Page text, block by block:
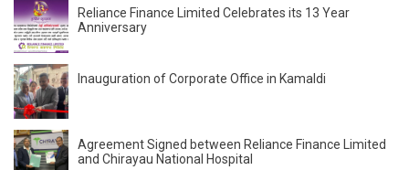
Reliance Finance Limited Celebrates its 13 Year
Anniversary
Inauguration of Corporate Office in Kamaldi
Agreement Signed between Reliance Finance Limited
and Chirayau National Hospital